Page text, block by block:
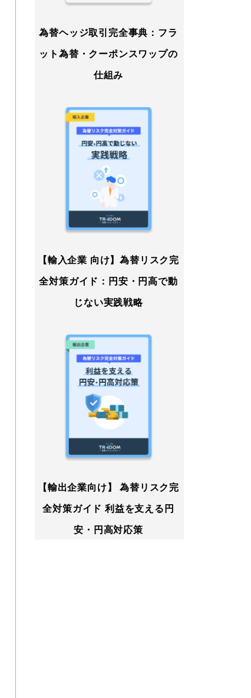
為替ヘッジ取引完全事典：フラ
ット為替・クーポンスワップの
仕組み
【輸入企業 向け】為替リスク完
全対策ガイド：円安・円高で動
じない実践戦略
【輸出企業向け】 為替リスク完
全対策ガイド 利益を支える円
安・円高対応策